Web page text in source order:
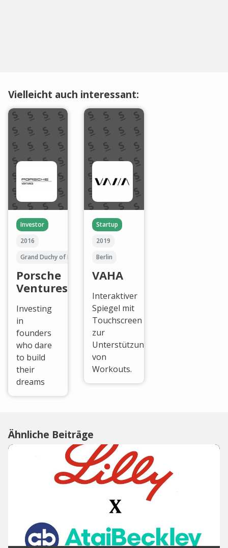
Vielleicht auch interessant:
Investor
2016
Grand Duchy of Luxembourg
Porsche
Ventures
Investing
in
founders
who dare
to build
their
dreams
Startup
2019
Berlin
VAHA
Interaktiver
Spiegel mit
Touchscreen
zur
Unterstützung
von
Workouts.
Ähnliche Beiträge